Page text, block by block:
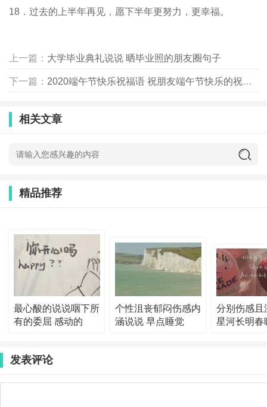
18．过去的上半年再见，愿下半年更努力，更幸福。
上一篇： 大学毕业典礼说说 晒毕业照的朋友圈句子
下一篇： 2020端午节快乐祝福语 祝朋友端午节快乐的祝福语
相关文章
精品推荐
最心酸的说说咽下所
有的委屈 感动的
个性沮丧郁闷伤感内
涵说说 早点睡觉
分别伤感且
星河长明春
发表评论